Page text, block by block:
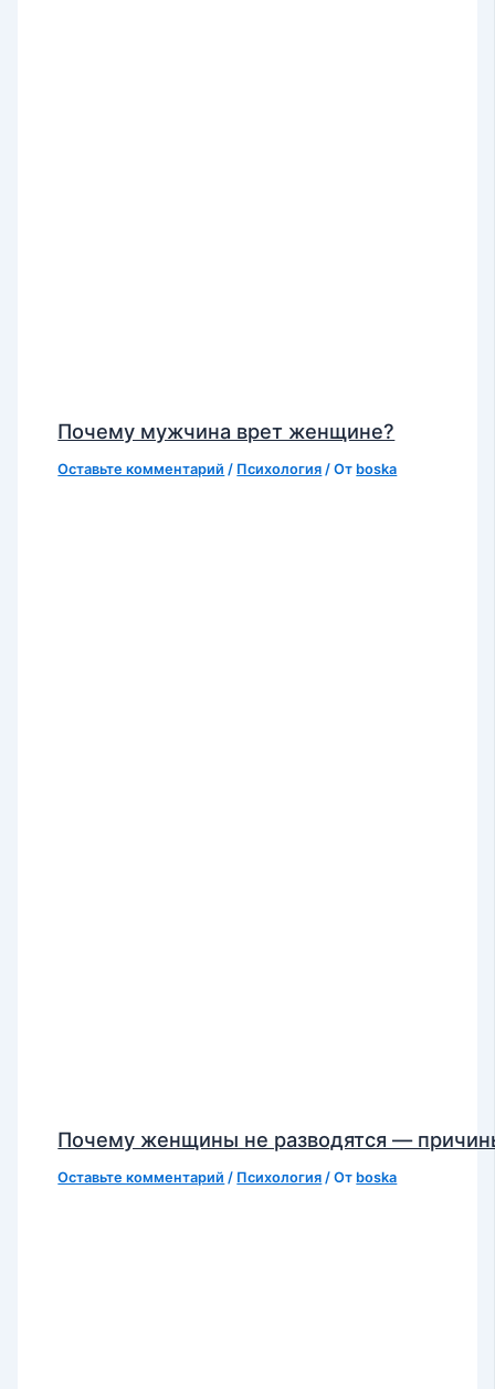
Почему мужчина врет женщине?
Оставьте комментарий / Психология / От boska
Почему женщины не разводятся —
Оставьте комментарий / Психология / От boska